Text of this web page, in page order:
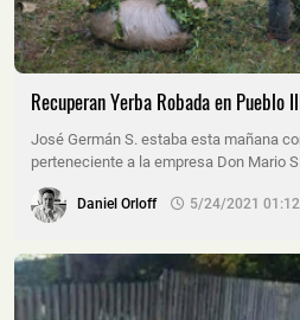
Recuperan Yerba Robada en Pueblo
José Germán S. estaba esta mañana
perteneciente a la empresa Don Mario
Daniel Orloff 5/24/2021